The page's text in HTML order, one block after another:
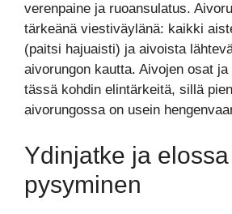
verenpaine ja ruoansulatus.
tärkeänä viestiväylänä: kaikki
(paitsi hajuaisti) ja aivoista
aivorungon kautta. Aivojen osat
tässä kohdin elintärkeitä, sillä
aivorungossa on usein
Ydinjatke ja elossa
pysyminen